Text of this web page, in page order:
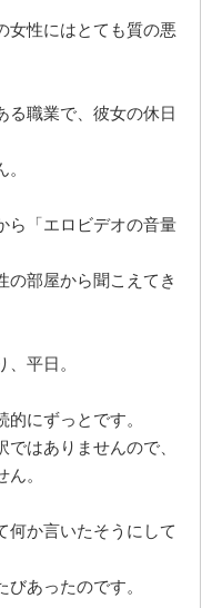
女性にはとても質の悪
る職業で、彼女の休日
ら「エロビデオの音量
の部屋から聞こえてき
平日。
にずっとです。
はありませんので、
。
何か言いたそうにして
あったのです。